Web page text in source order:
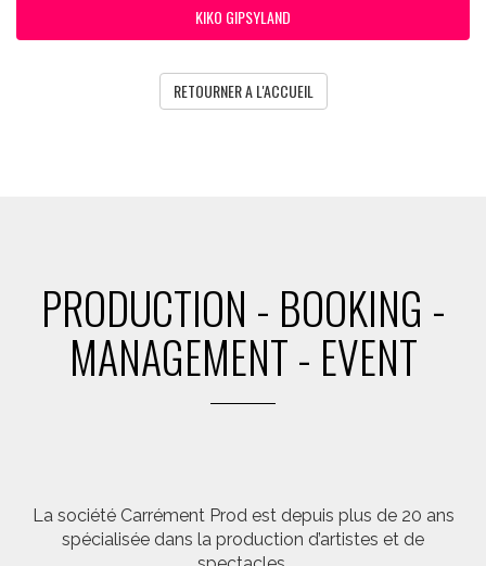
KIKO GIPSYLAND
RETOURNER A L'ACCUEIL
PRODUCTION - BOOKING -
MANAGEMENT - EVENT
La société Carrément Prod est depuis plus de 20 ans
spécialisée dans la production d’artistes et de